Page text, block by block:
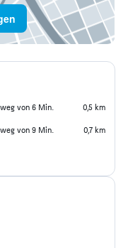
von 6 Min. 0,5 km
von 9 Min. 0,7 km